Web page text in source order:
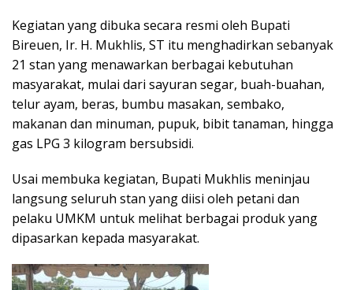
Kegiatan yang dibuka secara resmi oleh Bupati
Bireuen, Ir. H. Mukhlis, ST itu menghadirkan sebanyak
21 stan yang menawarkan berbagai kebutuhan
masyarakat, mulai dari sayuran segar, buah-buahan,
telur ayam, beras, bumbu masakan, sembako,
makanan dan minuman, pupuk, bibit tanaman, hingga
gas LPG 3 kilogram bersubsidi.
Usai membuka kegiatan, Bupati Mukhlis meninjau
langsung seluruh stan yang diisi oleh petani dan
pelaku UMKM untuk melihat berbagai produk yang
dipasarkan kepada masyarakat.